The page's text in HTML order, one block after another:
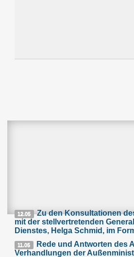
12.05
Zu den Konsultationen
mit der stellvertretenden
Dienstes, Helga Schmid, im
11.05
Rede und Antworten des
Verhandlungen der